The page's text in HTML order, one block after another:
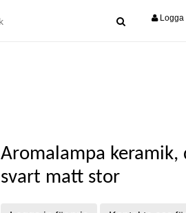
Logga
Aromalampa keramik,
svart matt stor